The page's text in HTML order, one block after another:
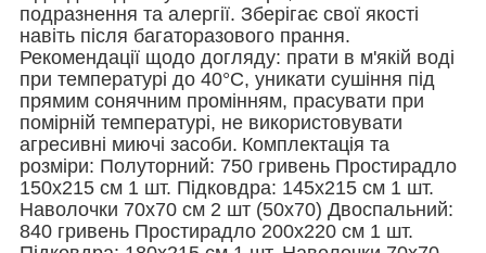
подразнення та алергії. Зберігає свої якості
навіть після багаторазового прання.
Рекомендації щодо догляду: прати в м'якій воді
при температурі до 40°C, уникати сушіння під
прямим сонячним промінням, прасувати при
помірній температурі, не використовувати
агресивні миючі засоби. Комплектація та
розміри: Полуторний: 750 гривень Простирадло
150х215 см 1 шт. Підковдра: 145х215 см 1 шт.
Наволочки 70х70 см 2 шт (50х70) Двоспальний:
840 гривень Простирадло 200х220 см 1 шт.